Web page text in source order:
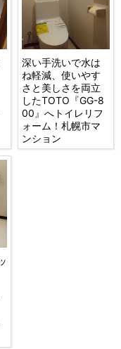
深い手洗いで水は
ね軽減、使いやす
さと美しさを両立
したTOTO『GG-8
00』へトイレリフ
ォーム！札幌市マ
ンション